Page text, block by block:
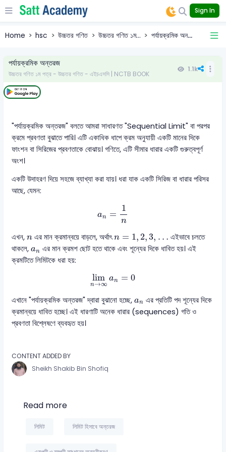
Sign In
Home hsc উচ্চতর গণিত উচ্চতর গণিত ১ম... পর্যায়ক্রমিক অন...
পর্যায়ক্রমিক অন্তরজ
উচ্চতর গণিত ১ম পত্র - উচ্চতর গণিত - এইচএসসি | NCTB BOOK
1.1k
"পর্যায়ক্রমিক অন্তরজ" বলতে আমরা সাধারণত "Sequential Limit" বা পরপর
ক্রমে প্রবণতা বুঝাতে পারি। এটি একাধিক ধাপে ক্রম অনুযায়ী একটি মানের দিকে
ফাংশন বা সিরিজের প্রবণতাকে বোঝায়। গণিতে, এটি সীমার ধারার একটি গুরুত্বপূর্ণ
অংশ।
একটি উদাহরণ দিয়ে সহজে ব্যাখ্যা করা যায়। ধরা যাক একটি সিরিজ বা ধারার পরিসর
আছে, যেমন:
an =
1
n
n
এখন,n
n এর মান ক্রমান্বয়ে বাড়লে, অর্থাৎn = 1, 2, 3, …
n =1 2 3, …
এইভাবে চলতে
থাকলে,an
anএর মান ক্রমশ ছোট হতে থাকে এবং শূন্যের দিকে ধাবিত হয়। এই
ক্রমটিতে লিমিটকে ধরা হয়:
lim
n→∞
an = 0
limn → ∞an
এখানে "পর্যায়ক্রমিক অন্তরজ" দ্বারা বুঝানো হচ্ছে,an
anএর প্রতিটি পদ শূন্যের দিকে
ক্রমান্বয়ে ধাবিত হচ্ছে। এই ধারণাটি অনেক ধারার (sequences) গতি ও
প্রবণতা বিশ্লেষণে ব্যবহৃত হয়।
CONTENT ADDED BY
Sheikh Shakib Bin Shofiq
Read more
লিমিট লিমিট হিসাবে অন্তরজ